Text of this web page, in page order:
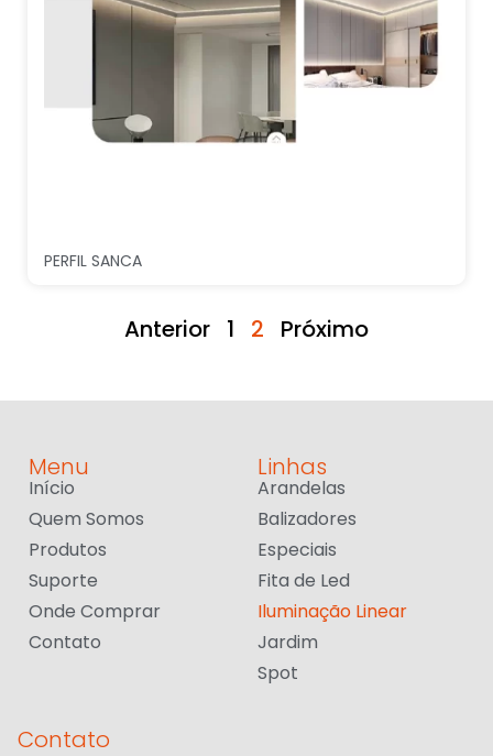
PERFIL SANCA
Anterior 1 2 Próximo
Menu
Início
Quem Somos
Produtos
Suporte
Onde Comprar
Contato
Linhas
Arandelas
Balizadores
Especiais
Fita de Led
Iluminação Linear
Jardim
Spot
Contato